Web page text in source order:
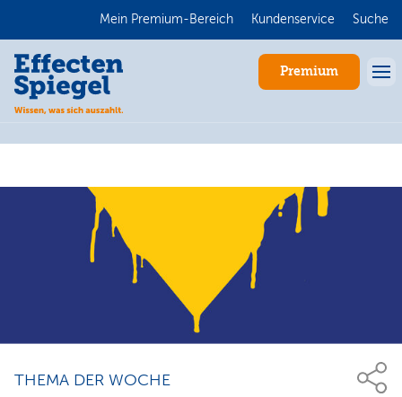
Mein Premium-Bereich Kundenservice Suche
Premium
THEMA DER WOCHE